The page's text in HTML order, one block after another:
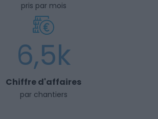
pris par mois
6,5k
Chiffre d'affaires
par chantiers